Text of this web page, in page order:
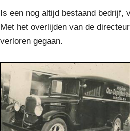
Is een nog altijd bestaand bedrijf,
Met het overlijden van de
verloren gegaan.